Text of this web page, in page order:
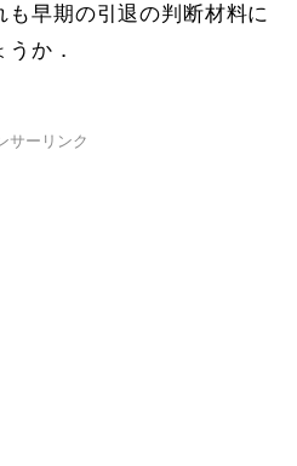
早期の引退の判断材料に
か．
サーリンク